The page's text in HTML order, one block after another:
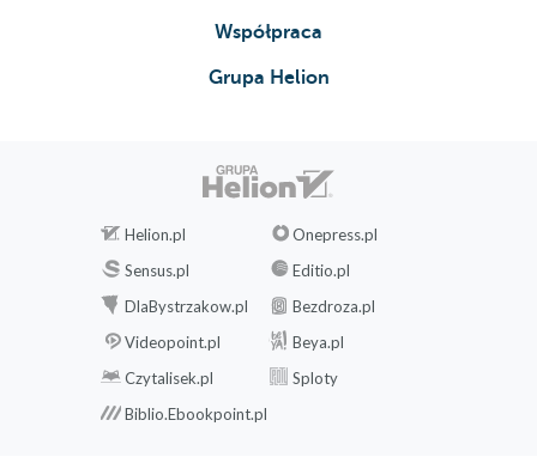
Współpraca
Grupa Helion
Helion.pl
Onepress.pl
Sensus.pl
Editio.pl
DlaBystrzakow.pl
Bezdroza.pl
Videopoint.pl
Beya.pl
Czytalisek.pl
Sploty
Biblio.Ebookpoint.pl